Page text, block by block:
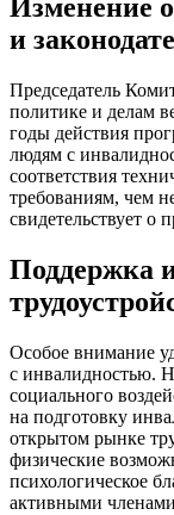
Изменение
и
Председатель
политике и делам
годы действия
людям с
соответствия
требованиям, чем
свидетельствует о
Поддержка
Особое внимание
с инвалидностью.
социального
на подготовку
открытом рынке
физические
психологическое
активными